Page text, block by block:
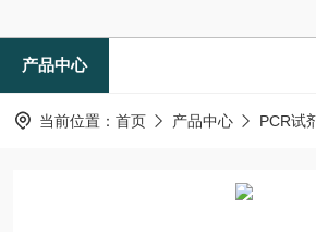
产品中心
当前位置： 首页 产品中心 PCR试